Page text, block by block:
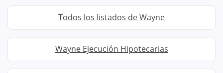
Todos los listados de Wayne
Wayne Ejecución Hipotecarias